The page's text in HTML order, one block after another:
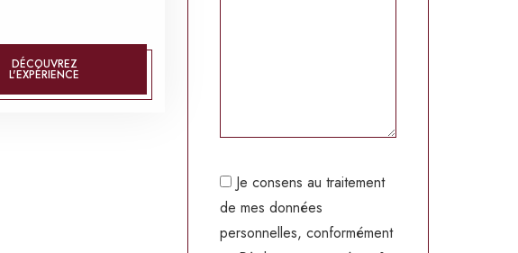
DÉCOUVREZ
L'EXPÉRIENCE
Je consens au traitement
de mes données
personnelles, conformément